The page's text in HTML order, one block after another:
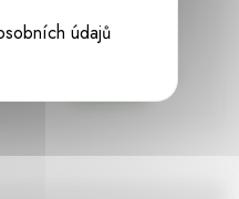
Zásilka pod
údajů